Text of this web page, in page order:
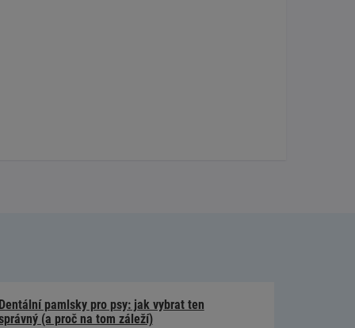
Dentální pamlsky pro psy: jak vybrat ten
(a proč na tom záleží)